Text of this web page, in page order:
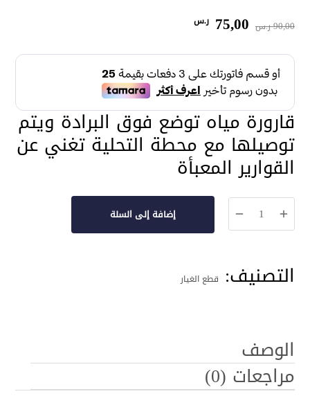
90,00ر.س السعر
الأصلي
هو:
90,00 ر.س.
75,00 ر.سالسعر
الحالي
هو:
75,00 ر.س.
قارورة مياه توضع فوق البرادة ويتم
توصيلها مع محطة التحلية تغني عن
القوارير المعبأة
كمية
قارورة
برادة
إضافة إلى السلة
التصنيف: قطع الغيار
الوصف
مراجعات (0)